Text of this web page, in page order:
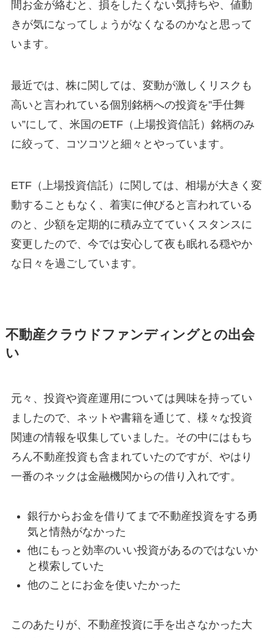
間お金が絡むと、損をしたくない気持ちや、値動
きが気になってしょうがなくなるのかなと思って
います。
最近では、株に関しては、変動が激しくリスクも
高いと言われている個別銘柄への投資を”手仕舞
い”にして、米国のETF（上場投資信託）銘柄のみ
に絞って、コツコツと細々とやっています。
ETF（上場投資信託）に関しては、相場が大きく変
動することもなく、着実に伸びると言われている
のと、少額を定期的に積み立てていくスタンスに
変更したので、今では安心して夜も眠れる穏やか
な日々を過ごしています。
不動産クラウドファンディングとの出会
い
元々、投資や資産運用については興味を持ってい
ましたので、ネットや書籍を通じて、様々な投資
関連の情報を収集していました。その中にはもち
ろん不動産投資も含まれていたのですが、やはり
一番のネックは金融機関からの借り入れです。
銀行からお金を借りてまで不動産投資をする勇
気と情熱がなかった
他にもっと効率のいい投資があるのではないか
と模索していた
他のことにお金を使いたかった
このあたりが、不動産投資に手を出さなかった大